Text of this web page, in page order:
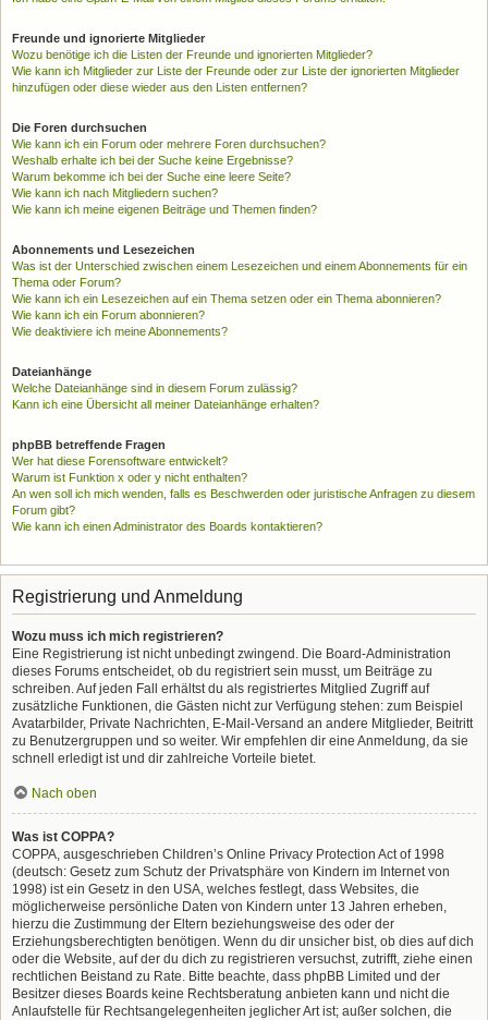
Freunde und ignorierte Mitglieder
Wozu benötige ich die Listen der Freunde und ignorierten Mitglieder?
Wie kann ich Mitglieder zur Liste der Freunde oder zur Liste der ignorierten Mitglieder
hinzufügen oder diese wieder aus den Listen entfernen?
Die Foren durchsuchen
Wie kann ich ein Forum oder mehrere Foren durchsuchen?
Weshalb erhalte ich bei der Suche keine Ergebnisse?
Warum bekomme ich bei der Suche eine leere Seite?
Wie kann ich nach Mitgliedern suchen?
Wie kann ich meine eigenen Beiträge und Themen finden?
Abonnements und Lesezeichen
Was ist der Unterschied zwischen einem Lesezeichen und einem Abonnements für ein
Thema oder Forum?
Wie kann ich ein Lesezeichen auf ein Thema setzen oder ein Thema abonnieren?
Wie kann ich ein Forum abonnieren?
Wie deaktiviere ich meine Abonnements?
Dateianhänge
Welche Dateianhänge sind in diesem Forum zulässig?
Kann ich eine Übersicht all meiner Dateianhänge erhalten?
phpBB betreffende Fragen
Wer hat diese Forensoftware entwickelt?
Warum ist Funktion x oder y nicht enthalten?
An wen soll ich mich wenden, falls es Beschwerden oder juristische Anfragen zu diesem
Forum gibt?
Wie kann ich einen Administrator des Boards kontaktieren?
Registrierung und Anmeldung
Wozu muss ich mich registrieren?
Eine Registrierung ist nicht unbedingt zwingend. Die Board-Administration
dieses Forums entscheidet, ob du registriert sein musst, um Beiträge zu
schreiben. Auf jeden Fall erhältst du als registriertes Mitglied Zugriff auf
zusätzliche Funktionen, die Gästen nicht zur Verfügung stehen: zum Beispiel
Avatarbilder, Private Nachrichten, E-Mail-Versand an andere Mitglieder, Beitritt
zu Benutzergruppen und so weiter. Wir empfehlen dir eine Anmeldung, da sie
schnell erledigt ist und dir zahlreiche Vorteile bietet.
Nach oben
Was ist COPPA?
COPPA, ausgeschrieben Children’s Online Privacy Protection Act of 1998
(deutsch: Gesetz zum Schutz der Privatsphäre von Kindern im Internet von
1998) ist ein Gesetz in den USA, welches festlegt, dass Websites, die
möglicherweise persönliche Daten von Kindern unter 13 Jahren erheben,
hierzu die Zustimmung der Eltern beziehungsweise des oder der
Erziehungsberechtigten benötigen. Wenn du dir unsicher bist, ob dies auf dich
oder die Website, auf der du dich zu registrieren versuchst, zutrifft, ziehe einen
rechtlichen Beistand zu Rate. Bitte beachte, dass phpBB Limited und der
Besitzer dieses Boards keine Rechtsberatung anbieten kann und nicht die
Anlaufstelle für Rechtsangelegenheiten jeglicher Art ist; außer solchen, die